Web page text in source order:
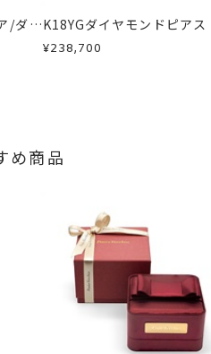
/ダイK18YGダイヤモンドピアス
¥238,700
め商品